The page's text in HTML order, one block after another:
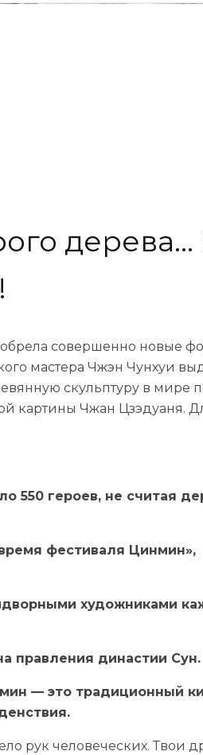
совершенно новые
мастера Чжэн Чунхуи
скульптуру в мире
картины Чжан Цзэдуаня.
550 героев, не считая
фестиваля Цинмин»,
художниками
правления династии Сун.
— это традиционный
рук человеческих. Твои